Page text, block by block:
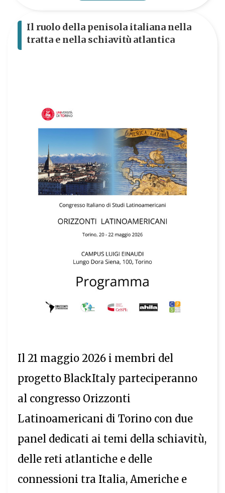
Il ruolo della penisola italiana nella
tratta e nella schiavitù atlantica
Il 21 maggio 2026 i membri del
progetto BlackItaly parteciperanno
al congresso Orizzonti
Latinoamericani di Torino con due
panel dedicati ai temi della schiavitù,
delle reti atlantiche e delle
connessioni tra Italia, Americhe e